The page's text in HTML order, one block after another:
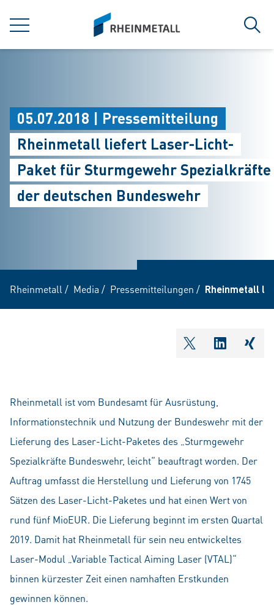
MENÜ
siteLogo
05.07.2018 | Pressemitteilung
Rheinmetall liefert Laser-Licht-
Paket für Sturmgewehr Spezialkräfte
der deutschen Bundeswehr
Rheinmetall / Media / Pressemitteilungen / Rheinmetall
shareOntwitter
Rheinmetall ist vom Bundesamt für Ausrüstung,
Informationstechnik und Nutzung der Bundeswehr mit der
Lieferung des Laser-Licht-Paketes des „Sturmgewehr
Spezialkräfte Bundeswehr, leicht“ beauftragt worden. Der
Auftrag umfasst die Herstellung und Lieferung von 1745
Sätzen des Laser-Licht-Paketes und hat einen Wert von
rund fünf MioEUR. Die Lieferung beginnt im ersten Quartal
2019. Damit hat Rheinmetall für sein neu entwickeltes
Laser-Modul „Variable Tactical Aiming Laser (VTAL)“
binnen kürzester Zeit einen namhaften Erstkunden
gewinnen können.